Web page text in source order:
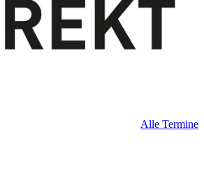
Alle Termine